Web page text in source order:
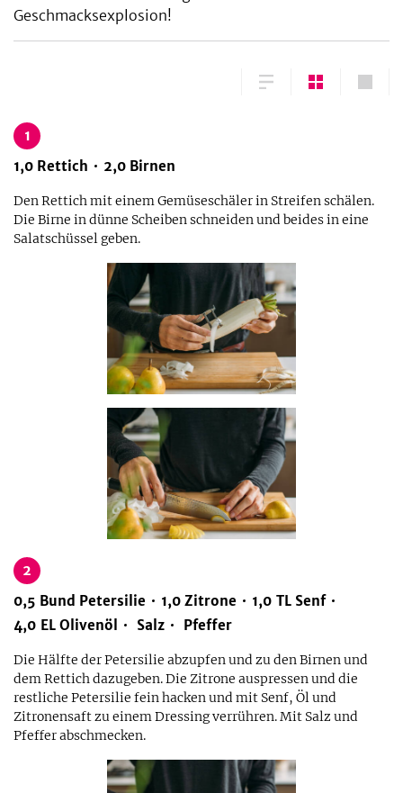
Geschmacksexplosion!
1
1,0 Rettich 2,0 Birnen
Den Rettich mit einem Gemüseschäler in Streifen schälen.
Die Birne in dünne Scheiben schneiden und beides in eine
Salatschüssel geben.
2
0,5 Bund Petersilie 1,0 Zitrone 1,0 TL Senf
4,0 EL Olivenöl Salz Pfeffer
Die Hälfte der Petersilie abzupfen und zu den Birnen und
dem Rettich dazugeben. Die Zitrone auspressen und die
restliche Petersilie fein hacken und mit Senf, Öl und
Zitronensaft zu einem Dressing verrühren. Mit Salz und
Pfeffer abschmecken.